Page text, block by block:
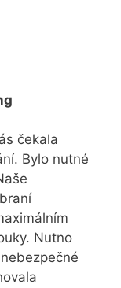
čekala
Bylo nutné
Nutno